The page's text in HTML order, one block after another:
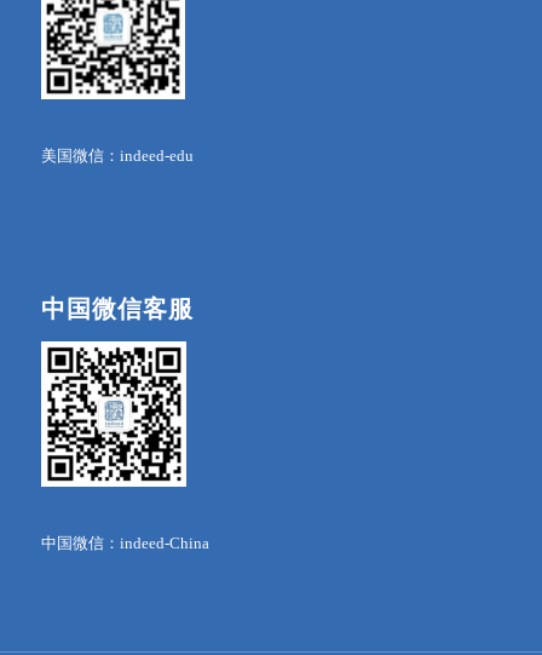
美国微信：indeed-edu
中国微信客服
中国微信：indeed-China